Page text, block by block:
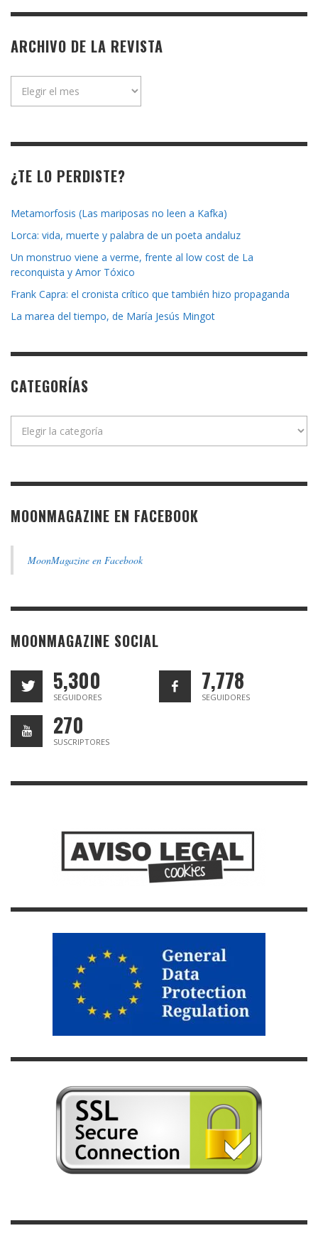
ARCHIVO DE LA REVISTA
¿TE LO PERDISTE?
Metamorfosis (Las mariposas no leen a Kafka)
Lorca: vida, muerte y palabra de un poeta andaluz
Un monstruo viene a verme, frente al low cost de La
reconquista y Amor Tóxico
Frank Capra: el cronista crítico que también hizo propaganda
La marea del tiempo, de María Jesús Mingot
CATEGORÍAS
MOONMAGAZINE EN FACEBOOK
MoonMagazine en Facebook
MOONMAGAZINE SOCIAL
5,300
SEGUIDORES
7,778
SEGUIDORES
270
SUSCRIPTORES